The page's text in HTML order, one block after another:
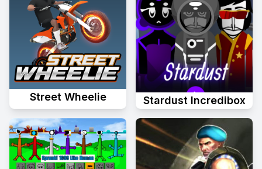
Street Wheelie Stardust Incredibox